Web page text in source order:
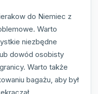
do Niemiec z
Warto
niezbędne
dowód osobisty
Warto także
bagażu, aby był